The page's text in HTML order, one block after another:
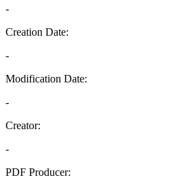
-
Creation Date:
-
Modification Date:
-
Creator:
-
PDF Producer: